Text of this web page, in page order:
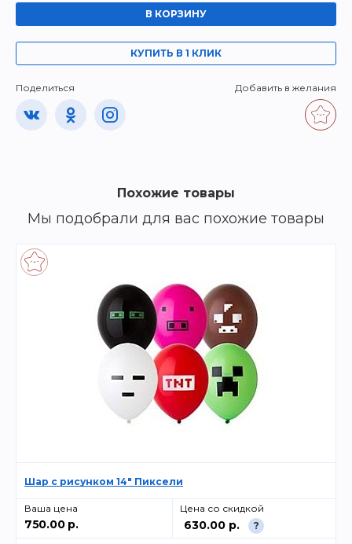
В КОРЗИНУ
КУПИТЬ В 1 КЛИК
Поделиться Добавить в желания
Похожие товары
Мы подобрали для вас похожие товары
Шар с рисунком 14" Пиксели
Ваша цена
750.00 р.
Цена со скидкой
630.00 р. ?